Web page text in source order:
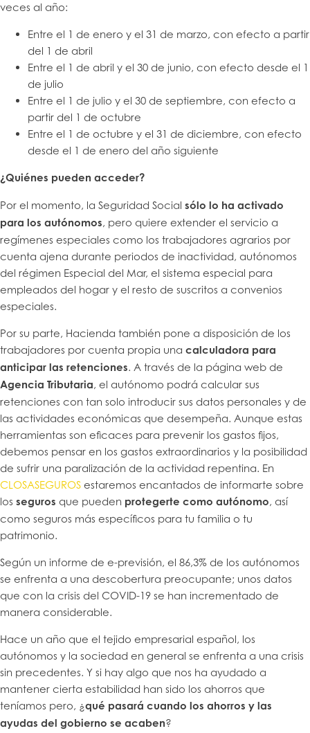
veces al año:
Entre el 1 de enero y el 31 de marzo, con efecto a partir
del 1 de abril
Entre el 1 de abril y el 30 de junio, con efecto desde el 1
de julio
Entre el 1 de julio y el 30 de septiembre, con efecto a
partir del 1 de octubre
Entre el 1 de octubre y el 31 de diciembre, con efecto
desde el 1 de enero del año siguiente
¿Quiénes pueden acceder?
Por el momento, la Seguridad Social sólo lo ha activado
para los autónomos, pero quiere extender el servicio a
regímenes especiales como los trabajadores agrarios por
cuenta ajena durante periodos de inactividad, autónomos
del régimen Especial del Mar, el sistema especial para
empleados del hogar y el resto de suscritos a convenios
especiales.
Por su parte, Hacienda también pone a disposición de los
trabajadores por cuenta propia una calculadora para
anticipar las retenciones. A través de la página web de
Agencia Tributaria, el autónomo podrá calcular sus
retenciones con tan solo introducir sus datos personales y de
las actividades económicas que desempeña. Aunque estas
herramientas son eficaces para prevenir los gastos fijos,
debemos pensar en los gastos extraordinarios y la posibilidad
de sufrir una paralización de la actividad repentina. En
CLOSASEGUROS estaremos encantados de informarte sobre
los seguros que pueden protegerte como autónomo, así
como seguros más específicos para tu familia o tu
patrimonio.
Según un informe de e-previsión, el 86,3% de los autónomos
se enfrenta a una descobertura preocupante; unos datos
que con la crisis del COVID-19 se han incrementado de
manera considerable.
Hace un año que el tejido empresarial español, los
autónomos y la sociedad en general se enfrenta a una crisis
sin precedentes. Y si hay algo que nos ha ayudado a
mantener cierta estabilidad han sido los ahorros que
teníamos pero, ¿qué pasará cuando los ahorros y las
ayudas del gobierno se acaben?